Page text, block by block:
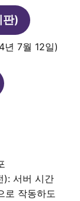
판)
년 7월 12일)
): 서버 시간
로 작동하도